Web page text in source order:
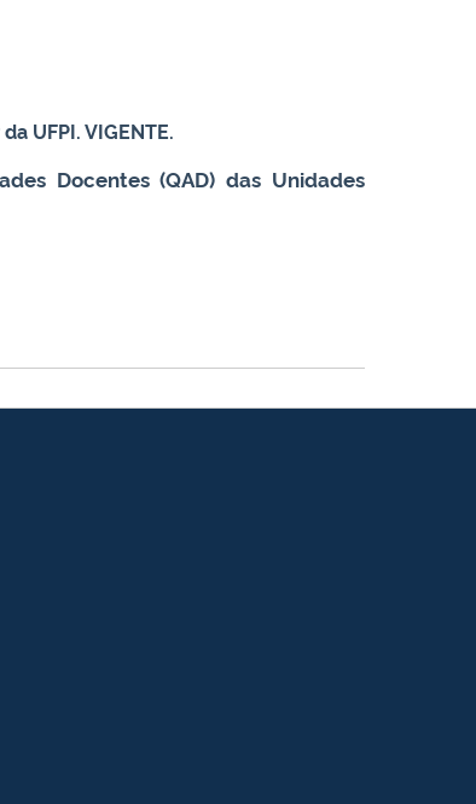
UFPI. VIGENTE.
Docentes (QAD) das Unidades